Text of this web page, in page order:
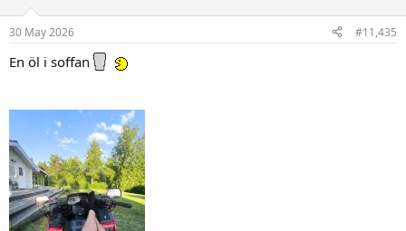
n
e
:
30 May 2026 #11,435
En öl i soffan